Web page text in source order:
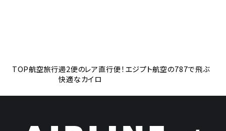
TOP航空旅行週2便のレア直行便！エジプト航空の787で飛ぶ
快適なカイロ